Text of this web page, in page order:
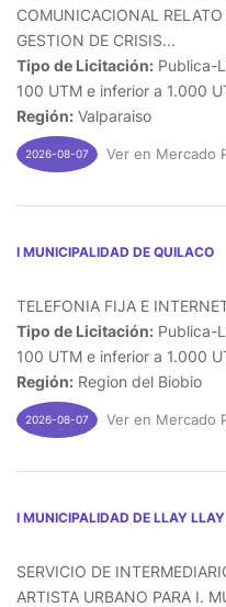
COMUNICACIONAL
GESTION DE CRISIS...
Tipo de Licitación: Publica-
100 UTM e inferior a 1.000
Región: Valparaiso
2026-08-07 Ver en Mercado
I MUNICIPALIDAD DE QUILACO
TELEFONIA FIJA E
Tipo de Licitación: Publica-
100 UTM e inferior a 1.000
Región: Region del Biobio
2026-08-07 Ver en Mercado
I MUNICIPALIDAD DE LLAY LLAY
SERVICIO DE
ARTISTA URBANO PARA I.